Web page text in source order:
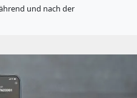
und nach der